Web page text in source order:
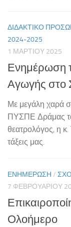
ΔΙΔΑΚΤΙΚΌ
2024-2025
1 ΜΑΡΤΊΟΥ 2025
Ενημέρωση
Αγωγής στο
Με μεγάλη χαρά
ΠΥΣΠΕ Δράμας
θεατρολόγος, η κ.
τάξεις μας.
ΕΝΗΜΕΡΩΣΗ /
7 ΦΕΒΡΟΥΑΡΊΟΥ
Ολοήμερο